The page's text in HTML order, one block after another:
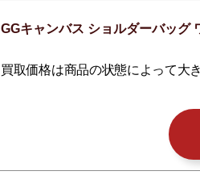
GGキャンバス ショルダーバッグ
買取価格は商品の状態によって大